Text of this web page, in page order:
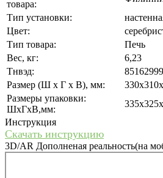
товара:
Тип установки:
Цвет:
Тип товара:
Печь
Вес, кг:
6,23
Тнвэд:
Размер (Ш x Г x В), мм:
Размеры упаковки:
ШхГхВ,мм:
Инструкция
Скачать инструкцию
3D/AR Дополненая реальность(на